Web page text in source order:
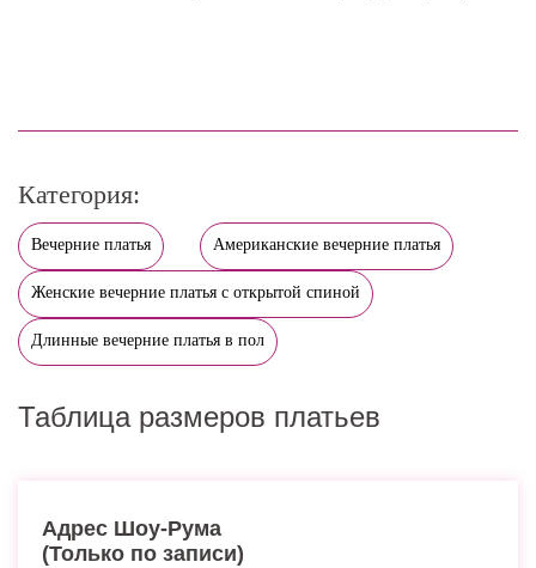
Категория:
Вечерние платья Американские вечерние платья
Женские вечерние платья с открытой спиной
Длинные вечерние платья в пол
Таблица размеров платьев
Адрес Шоу-Рума
(Только по записи)